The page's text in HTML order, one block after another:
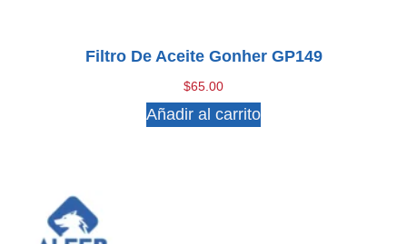
Filtro De Aceite Gonher GP149
$65.00
Añadir al carrito